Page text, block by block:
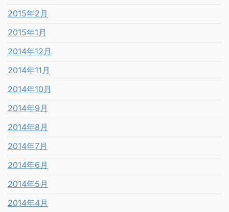
2015年2月
2015年1月
2014年12月
2014年11月
2014年10月
2014年9月
2014年8月
2014年7月
2014年6月
2014年5月
2014年4月